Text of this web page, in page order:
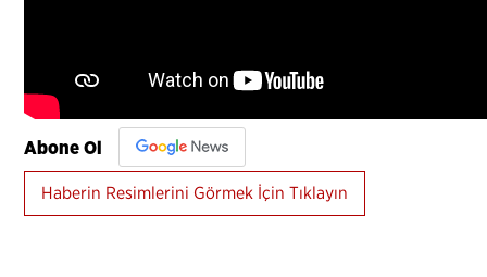
Abone Ol
Haberin Resimlerini Görmek İçin Tıklayın